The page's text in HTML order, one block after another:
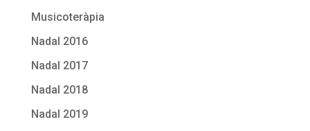
Musicoteràpia
Nadal 2016
Nadal 2017
Nadal 2018
Nadal 2019